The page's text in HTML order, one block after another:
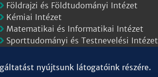
Földrajzi és Földtudományi Intézet
Kémiai Intézet
Matematikai és Informatikai Intézet
Sporttudományi és Testnevelési Intézet
nyújtsunk látogatóink részére.